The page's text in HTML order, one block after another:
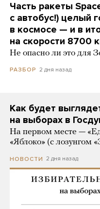
Часть ракеты
с автобус!) целый
в космосе — и в
на скорости 8700
Не опасно ли это для
РАЗБОР 2 дня назад
Как будет
на выборах в
На первом месте —
«Яблоко» (с лозунгом
НОВОСТИ 2 дня назад